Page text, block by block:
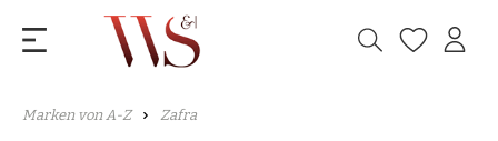
Marken von A-Z Zafra